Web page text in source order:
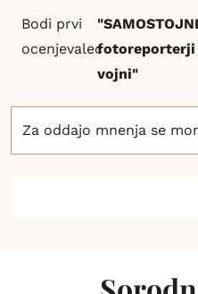
Bodi prvi
ocenjevalecfotoreporterji
vojni"
Za oddajo mnenja se